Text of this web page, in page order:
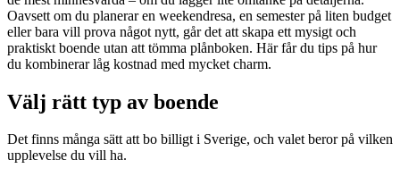
Oavsett om du planerar en weekendresa, en semester på liten budget
eller bara vill prova något nytt, går det att skapa ett mysigt och
praktiskt boende utan att tömma plånboken. Här får du tips på hur
du kombinerar låg kostnad med mycket charm.
Välj rätt typ av boende
Det finns många sätt att bo billigt i Sverige, och valet beror på vilken
upplevelse du vill ha.